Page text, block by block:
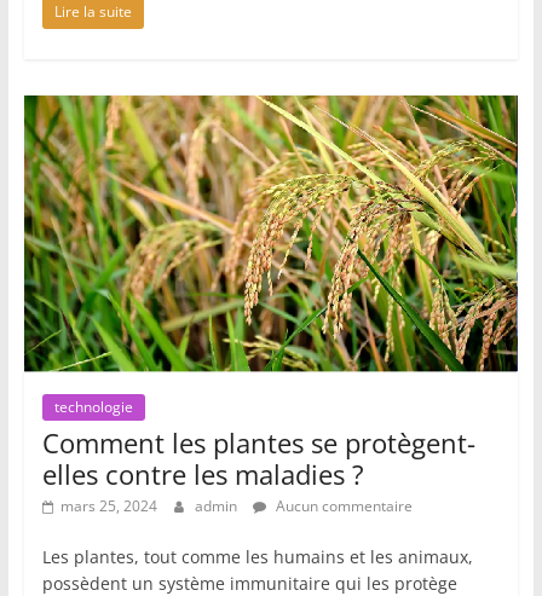
Lire la suite
technologie
Comment les plantes se protègent-
elles contre les maladies ?
mars 25, 2024 admin Aucun commentaire
Les plantes, tout comme les humains et les animaux,
possèdent un système immunitaire qui les protège